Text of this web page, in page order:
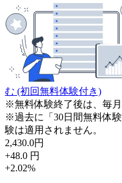
む (初回無料体験付き)
※無料体験終了後は、毎月
※過去に「30日間無料体
験は適用されません。
2,430.0円
+48.0 円
+2.02%